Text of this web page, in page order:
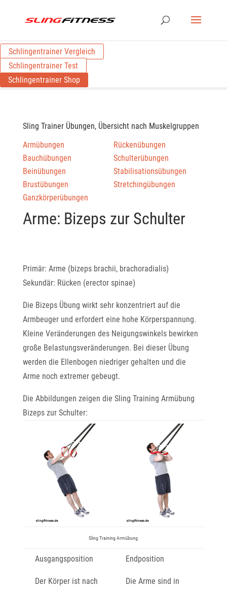
Schlingentrainer Vergleich
Schlingentrainer Test
Schlingentrainer Shop
Sling Trainer Übungen, Übersicht nach Muskelgruppen
Armübungen
Bauchübungen
Beinübungen
Brustübungen
Ganzkörperübungen
Rückenübungen
Schulterübungen
Stabilisationsübungen
Stretchingübungen
Arme: Bizeps zur Schulter
Primär: Arme (bizeps brachii, brachoradialis)
Sekundär: Rücken (erector spinae)
Die Bizeps Übung wirkt sehr konzentriert auf die
Armbeuger und erfordert eine hohe Körperspannung.
Kleine Veränderungen des Neigungswinkels bewirken
große Belastungsveränderungen. Bei dieser Übung
werden die Ellenbogen niedriger gehalten und die
Arme noch extremer gebeugt.
Die Abbildungen zeigen die Sling Training Armübung
Bizeps zur Schulter:
Sling Training Armübung
Ausgangsposition
Der Körper ist nach
Endposition
Die Arme sind in